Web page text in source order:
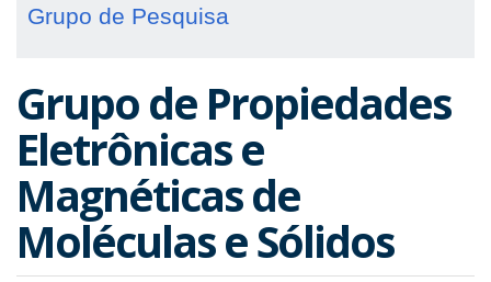
Grupo de Pesquisa
Grupo de Propiedades
Eletrônicas e
Magnéticas de
Moléculas e Sólidos